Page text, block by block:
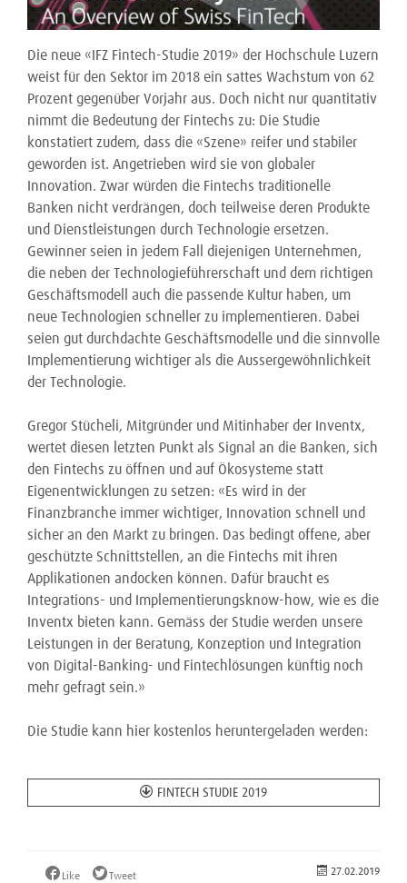
Die neue «IFZ Fintech-Studie 2019» der Hochschule Luzern
weist für den Sektor im 2018 ein sattes Wachstum von 62
Prozent gegenüber Vorjahr aus. Doch nicht nur quantitativ
nimmt die Bedeutung der Fintechs zu: Die Studie
konstatiert zudem, dass die «Szene» reifer und stabiler
geworden ist. Angetrieben wird sie von globaler
Innovation. Zwar würden die Fintechs traditionelle
Banken nicht verdrängen, doch teilweise deren Produkte
und Dienstleistungen durch Technologie ersetzen.
Gewinner seien in jedem Fall diejenigen Unternehmen,
die neben der Technologieführerschaft und dem richtigen
Geschäftsmodell auch die passende Kultur haben, um
neue Technologien schneller zu implementieren. Dabei
seien gut durchdachte Geschäftsmodelle und die sinnvolle
Implementierung wichtiger als die Aussergewöhnlichkeit
der Technologie.
Gregor Stücheli, Mitgründer und Mitinhaber der Inventx,
wertet diesen letzten Punkt als Signal an die Banken, sich
den Fintechs zu öffnen und auf Ökosysteme statt
Eigenentwicklungen zu setzen: «Es wird in der
Finanzbranche immer wichtiger, Innovation schnell und
sicher an den Markt zu bringen. Das bedingt offene, aber
geschützte Schnittstellen, an die Fintechs mit ihren
Applikationen andocken können. Dafür braucht es
Integrations- und Implementierungsknow-how, wie es die
Inventx bieten kann. Gemäss der Studie werden unsere
Leistungen in der Beratung, Konzeption und Integration
von Digital-Banking- und Fintechlösungen künftig noch
mehr gefragt sein.»
Die Studie kann hier kostenlos heruntergeladen werden:
FINTECH STUDIE 2019
Like Tweet 27.02.2019